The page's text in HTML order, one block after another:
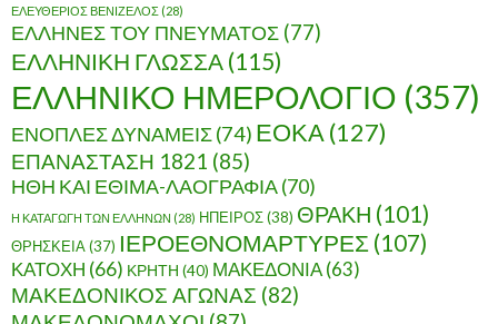
ΕΛΕΥΘΕΡΙΟΣ ΒΕΝΙΖΕΛΟΣ (28)
ΕΛΛΗΝΕΣ ΤΟΥ ΠΝΕΥΜΑΤΟΣ (77)
ΕΛΛΗΝΙΚΗ ΓΛΩΣΣΑ (115)
ΕΛΛΗΝΙΚΟ ΗΜΕΡΟΛΟΓΙΟ (357)
ΕΝΟΠΛΕΣ ΔΥΝΑΜΕΙΣ(74) ΕΟΚΑ (127)
ΕΠΑΝΑΣΤΑΣΗ 1821 (85)
ΗΘΗ ΚΑΙ ΕΘΙΜΑ-ΛΑΟΓΡΑΦΙΑ(70)
Η ΚΑΤΑΓΩΓΗ ΤΩΝ ΕΛΛΗΝΩΝ (28) ΗΠΕΙΡΟΣ(38) ΘΡΑΚΗ (101)
ΘΡΗΣΚΕΙΑ(37) ΙΕΡΟΕΘΝΟΜΑΡΤΥΡΕΣ (107)
ΚΑΤΟΧΗ (66) ΚΡΗΤΗ (40) ΜΑΚΕΔΟΝΙΑ(63)
ΜΑΚΕΔΟΝΙΚΟΣ ΑΓΩΝΑΣ (82)